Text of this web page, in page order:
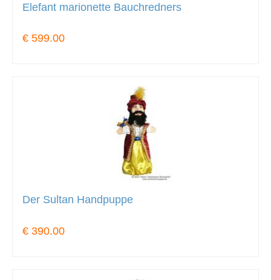
Elefant marionette Bauchredners
€ 599.00
Der Sultan Handpuppe
€ 390.00